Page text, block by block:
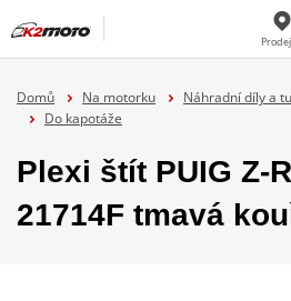
Domů Na motorku Náhradní díly a
Do kapotáže
Plexi štít PUIG Z-
21714F tmavá